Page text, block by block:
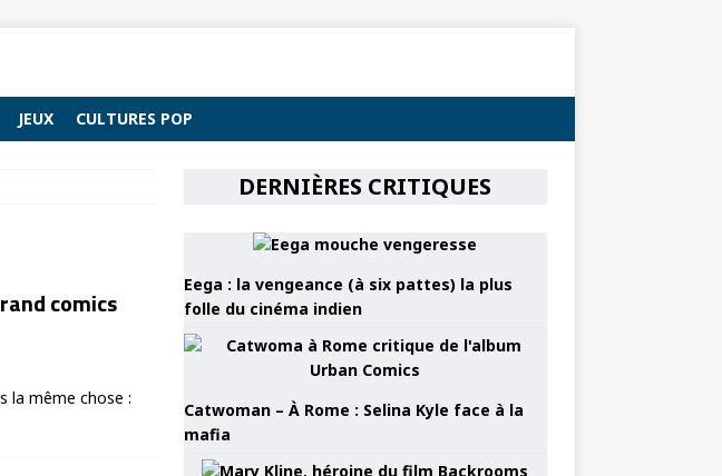
JEUX CULTURES POP
comics
la même chose :
DERNIÈRES CRITIQUES
Eega : la vengeance (à six pattes) la plus
folle du cinéma indien
Catwoman – À Rome : Selina Kyle face à la
mafia